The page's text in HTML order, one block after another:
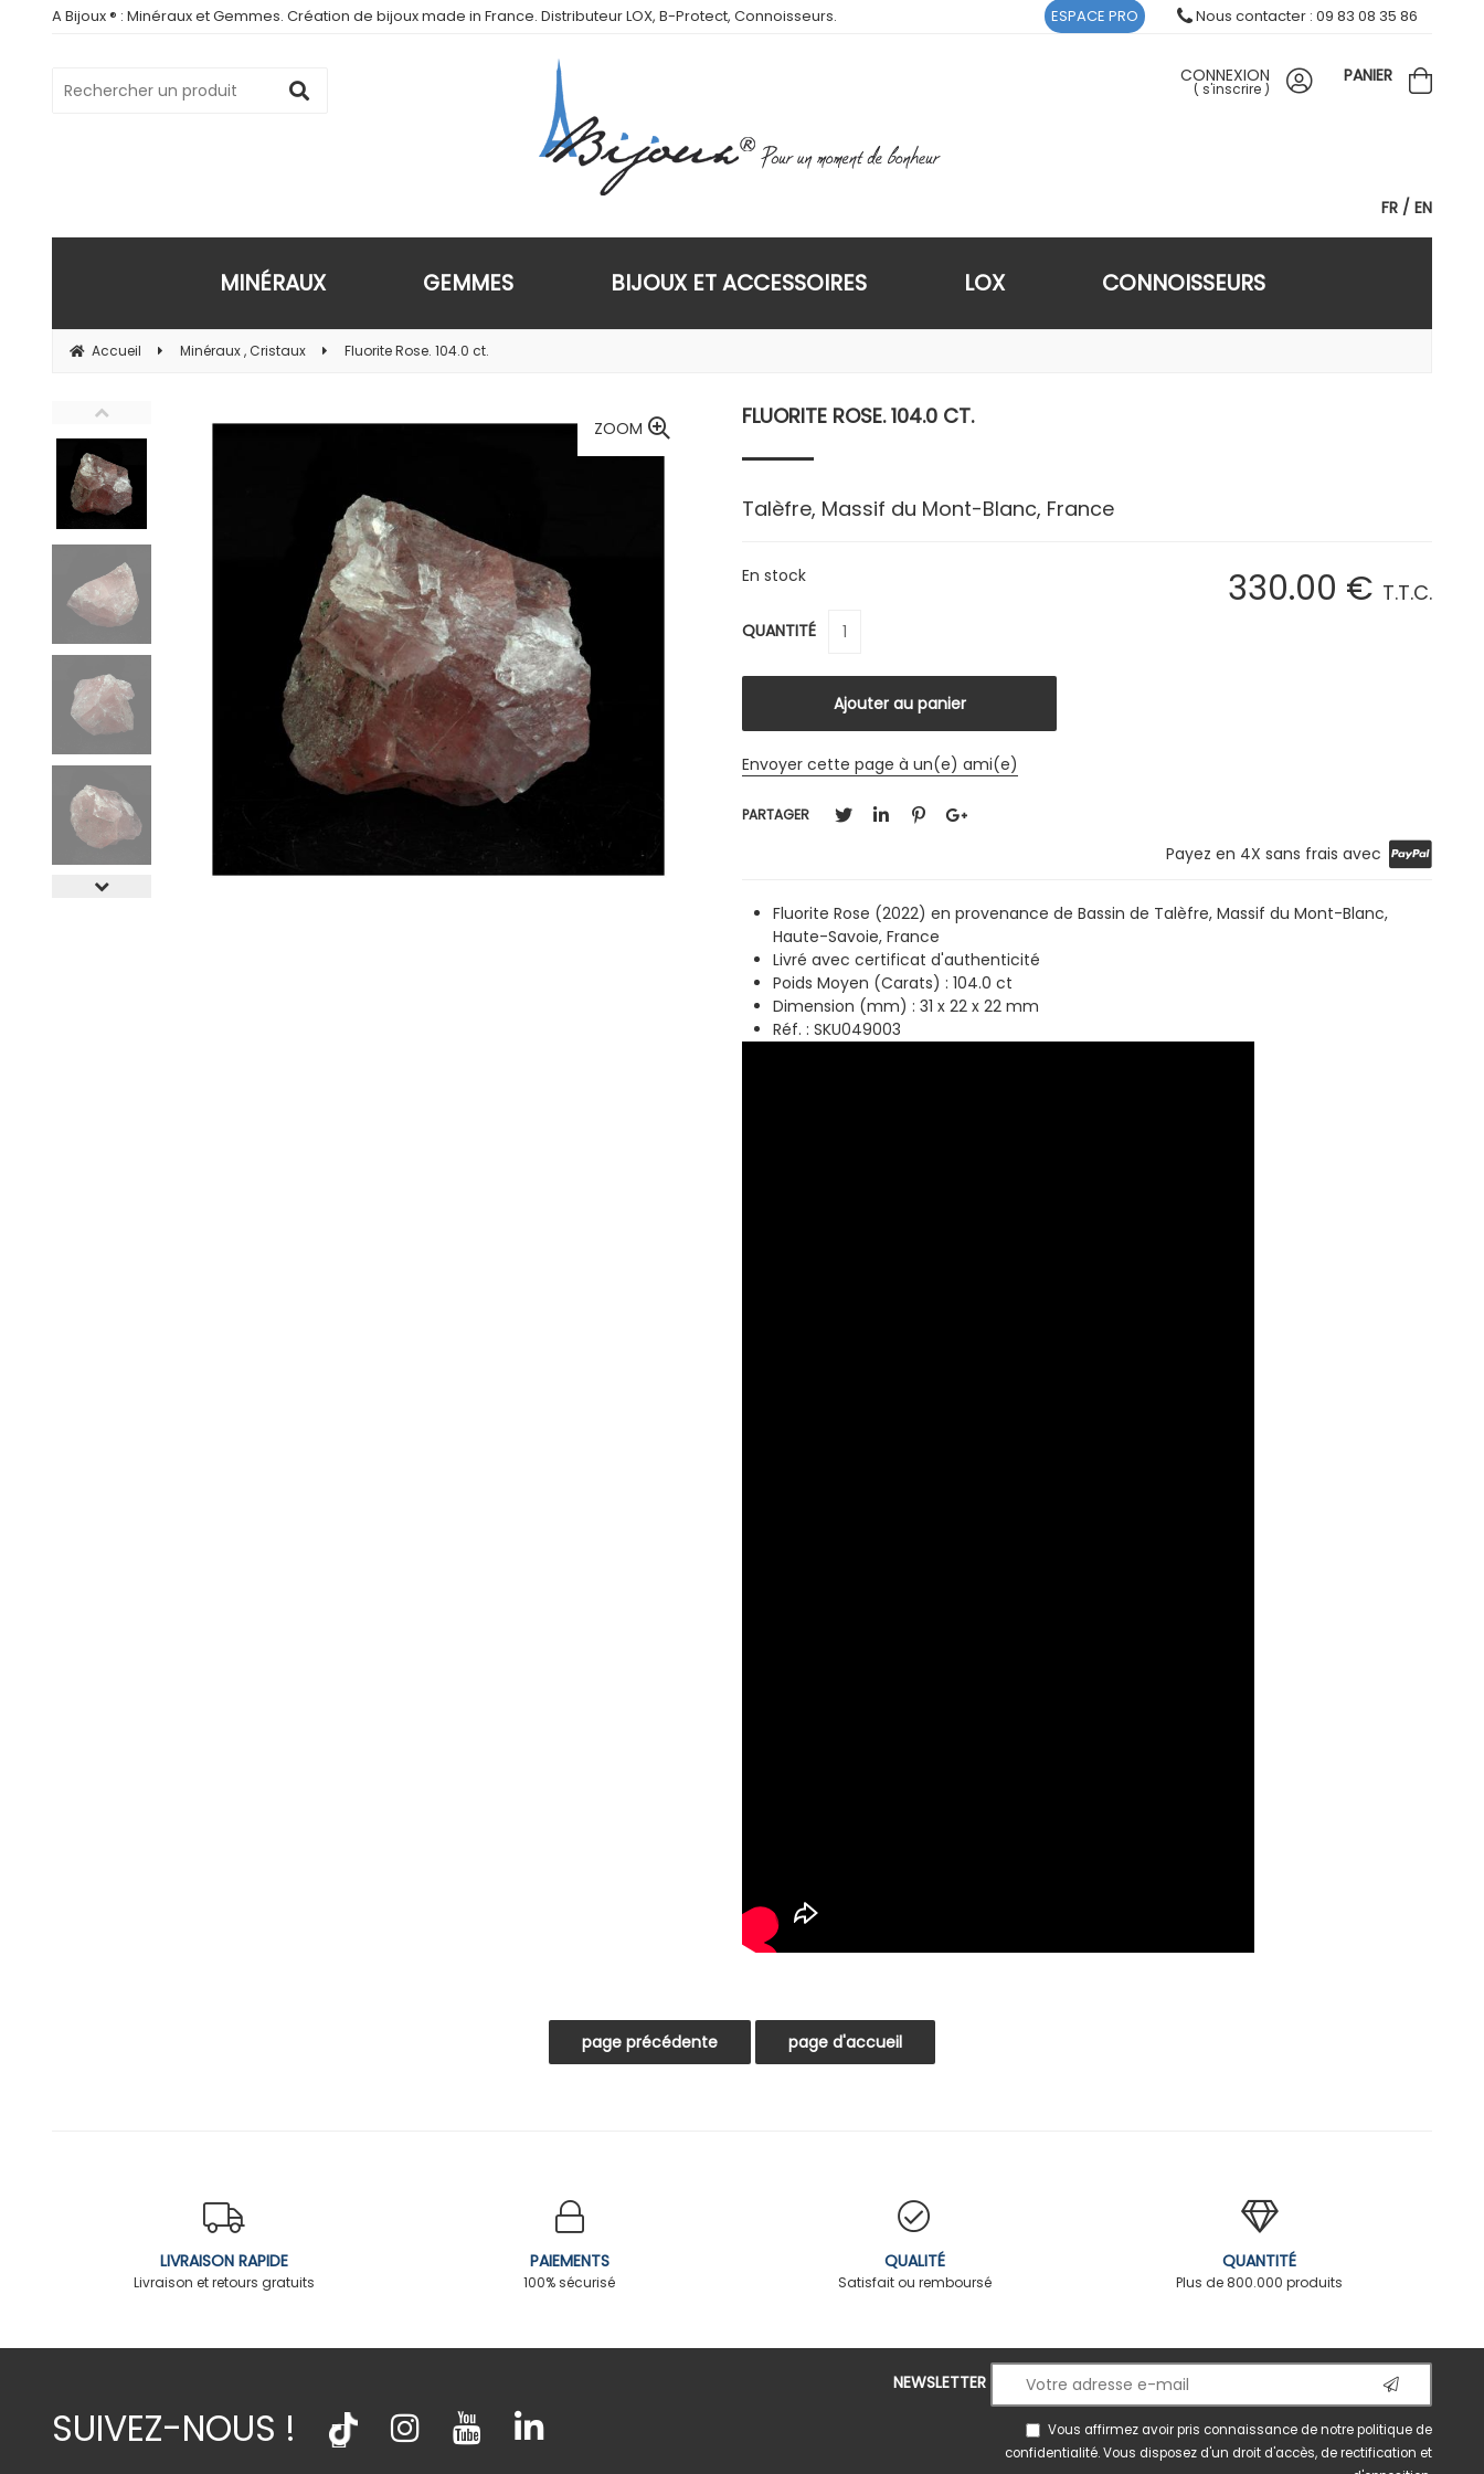
A Bijoux ® : Minéraux et Gemmes. Création de bijoux made in France. Distributeur LOX, B-Protect, Connoisseurs.
FR EN
CONNEXION
( s'inscrire )
PANIER
MINÉRAUX GEMMES BIJOUX ET ACCESSOIRES LOX CONNOISSEURS
Accueil Minéraux , Cristaux Fluorite Rose. 104.0 ct.
ZOOM FLUORITE ROSE. 104.0 CT.
Talèfre, Massif du Mont-Blanc, France
330.00 € T.T.C.
En stock
QUANTITÉ
Envoyer cette page à un(e) ami(e)
PARTAGER
Payez en 4X sans frais avec
Fluorite Rose (2022) en provenance de Bassin de Talèfre, Massif du Mont-Blanc,
Haute-Savoie, France
Livré avec certificat d'authenticité
Poids Moyen (Carats) : 104.0 ct
Dimension (mm) : 31 x 22 x 22 mm
Réf. : SKU049003
ESPACE PRO Nous contacter : 09 83 08 35 86
LIVRAISON RAPIDE
Livraison et retours gratuits
PAIEMENTS
100% sécurisé
QUALITÉ
Satisfait ou remboursé
QUANTITÉ
Plus de 800.000 produits
SUIVEZ-NOUS !
NEWSLETTER
Vous affirmez avoir pris connaissance de notrepolitique de
confidentialité. Vous disposez d'un droit d'accès, de rectification et